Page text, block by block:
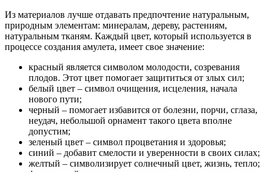
Из материалов лучше отдавать предпочтение натуральным,
природным элементам: минералам, дереву, растениям,
натуральным тканям. Каждый цвет, который используется в
процессе создания амулета, имеет свое значение:
красный является символом молодости, созревания
плодов. Этот цвет помогает защититься от злых сил;
белый цвет – символ очищения, исцеления, начала
нового пути;
черный – помогает избавится от болезни, порчи, сглаза,
неудач, небольшой орнамент такого цвета вполне
допустим;
зеленый цвет – символ процветания и здоровья;
синий – добавит смелости и уверенности в своих силах;
желтый – символизирует солнечный цвет, жизнь, тепло;